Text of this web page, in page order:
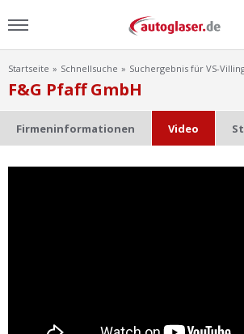
Menu
Home
Lexikon
Startseite Schnellsuche Suchergebnis für VS-
F&G Pfaff GmbH
Firmeninformationen Video